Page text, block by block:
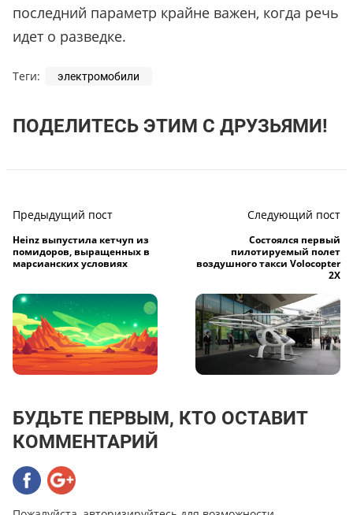
последний параметр крайне важен, когда речь
идет о разведке.
Теги: электромобили
ПОДЕЛИТЕСЬ ЭТИМ С ДРУЗЬЯМИ!
Предыдущий пост
Heinz выпустила кетчуп из
помидоров, выращенных в
марсианских условиях
Следующий пост
Состоялся первый
пилотируемый полет
воздушного такси Volocopter
2X
БУДЬТЕ ПЕРВЫМ, КТО ОСТАВИТ
КОММЕНТАРИЙ